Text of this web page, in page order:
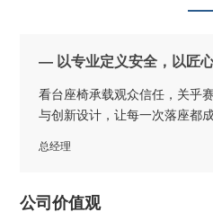
— 以专业定义安全，以匠
看台座椅承载观众信任，关乎
与创新设计，让每一次落座都
总经理
公司价值观